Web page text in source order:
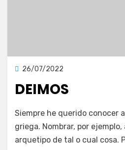
Publicada
26/07/2022
DEIMOS
vonnelara
1 comentario
Siempre he querido conocer
griega. Nombrar, por
arquetipo de tal o cual cosa.